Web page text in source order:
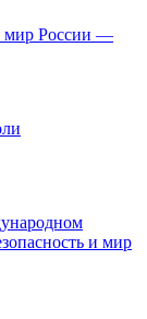
мир России —
и мир